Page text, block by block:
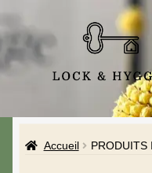
Le Studio
Accueil PRODUITS